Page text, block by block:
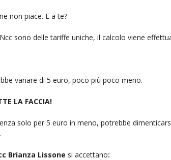
non piace. E a te?
sono delle tariffe uniche, il calcolo viene
variare di 5 euro, poco più poco meno.
LA FACCIA!
solo per 5 euro in meno, potrebbe
Brianza Lissone si accettano: